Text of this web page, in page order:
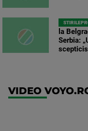
la
Serbia:
VIDEO